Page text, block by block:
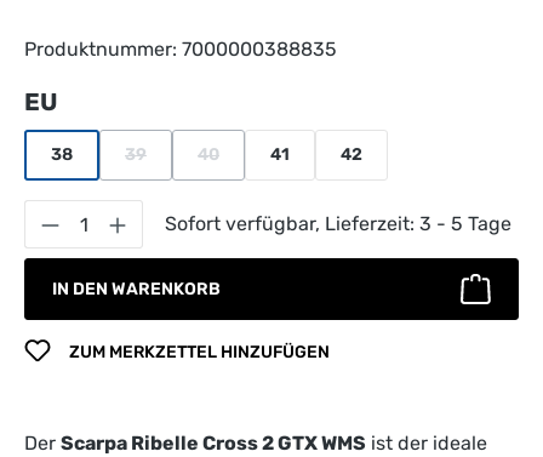
Produktnummer: 7000000388835
EU
38 39 40 41 42
Produkt Anzahl: Gib den gewünschten
Sofort verfügbar, Lieferzeit: 3 - 5 Tage
IN DEN WARENKORB
ZUM MERKZETTEL HINZUFÜGEN
Der Scarpa Ribelle Cross 2 GTX WMS ist der ideale